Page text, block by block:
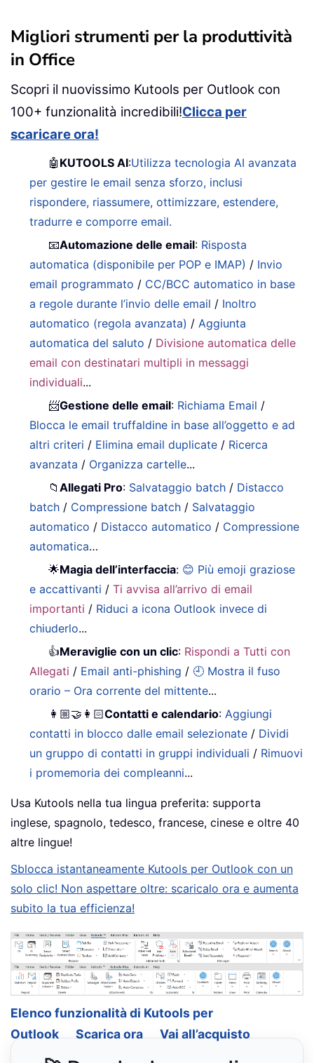
Migliori strumenti per la produttività
in Office
Scopri il nuovissimo Kutools per Outlook con
100+ funzionalità incredibili!Clicca per
scaricare ora!
🤖 KUTOOLS AI:Utilizza tecnologia AI avanzata
per gestire le email senza sforzo, inclusi
rispondere, riassumere, ottimizzare, estendere,
tradurre e comporre email.
📧Automazione delle email: Risposta
automatica (disponibile per POP e IMAP) / Invio
email programmato / CC/BCC automatico in base
a regole durante l’invio delle email / Inoltro
automatico (regola avanzata) /Aggiunta
automatica del saluto / Divisione automatica delle
email con destinatari multipli in messaggi
individuali...
📨Gestione delle email: Richiama Email /
Blocca le email truffaldine in base all’oggetto e ad
altri criteri / Elimina email duplicate / Ricerca
avanzata / Organizza cartelle...
📁Allegati Pro: Salvataggio batch / Distacco
batch / Compressione batch / Salvataggio
automatico / Distacco automatico / Compressione
automatica…
🌟Magia dell’interfaccia: 😊 Più emoji graziose
e accattivanti /Ti avvisa all’arrivo di email
importanti / Riduci a icona Outlook invece di
chiuderlo...
👍Meraviglie con un clic: Rispondi a Tutti con
Allegati / Email anti-phishing / 🕘 Mostra il fuso
orario – Ora corrente del mittente...
👩🏼‍🤝‍👩🏻Contatti e calendario:Aggiungi
contatti in blocco dalle email selezionate / Dividi
un gruppo di contatti in gruppi individuali / Rimuovi
i promemoria dei compleanni...
Usa Kutools nella tua lingua preferita: supporta
inglese, spagnolo, tedesco, francese, cinese e oltre 40
altre lingue!
Sblocca istantaneamente Kutools per Outlook con un
solo clic! Non aspettare oltre: scaricalo ora e aumenta
subito la tua efficienza!
Elenco funzionalità di Kutools per
Outlook
Scarica ora Vai all’acquisto